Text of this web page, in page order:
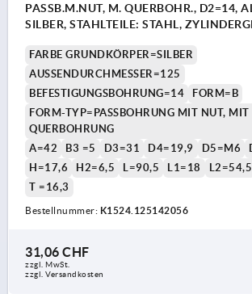
PASSB.M.NUT, M. QUERBOHR., D2=14,
SILBER, STAHLTEILE: STAHL,
FARBE GRUNDKÖRPER=SILBER
AUSSENDURCHMESSER=125
BEFESTIGUNGSBOHRUNG=14
FORM=B
FORM-TYP=PASSBOHRUNG MIT NUT, MIT
QUERBOHRUNG
A=42
B3 =5 D3=31 D4=19,9 D5=M6
H=17,6
H2=6,5 L=90,5 L1=18 L2=54,5
T =16,3
Bestellnummer: K1524.125142056
31,06 CHF
zzgl. MwSt.
zzgl. Versandkosten